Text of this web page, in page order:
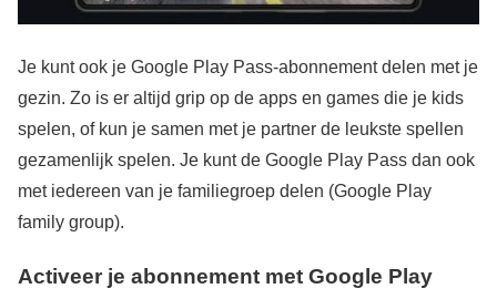
Je kunt ook je Google Play Pass-abonnement delen met je
gezin. Zo is er altijd grip op de apps en games die je kids
spelen, of kun je samen met je partner de leukste spellen
gezamenlijk spelen. Je kunt de Google Play Pass dan ook
met iedereen van je familiegroep delen (Google Play
family group).
Activeer je abonnement met Google Play